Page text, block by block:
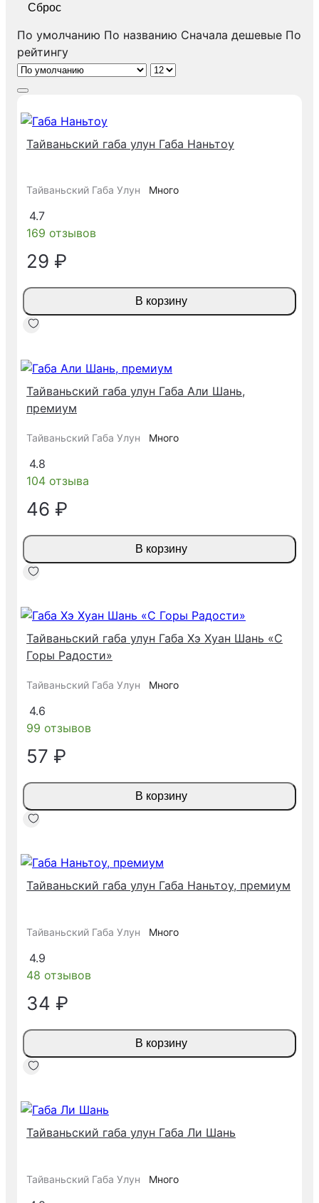
Сброс
По умолчанию По названию Сначала дешевые По
рейтингу
Тайваньский габа улун Габа Наньтоу
Тайваньский Габа Улун Много
4.7
169 отзывов
29 ₽
В корзину
Тайваньский габа улун Габа Али Шань,
премиум
Тайваньский Габа Улун Много
4.8
104 отзыва
46 ₽
В корзину
Тайваньский габа улун Габа Хэ Хуан Шань «С
Горы Радости»
Тайваньский Габа Улун Много
4.6
99 отзывов
57 ₽
В корзину
Тайваньский габа улун Габа Наньтоу, премиум
Тайваньский Габа Улун Много
4.9
48 отзывов
34 ₽
В корзину
Тайваньский габа улун Габа Ли Шань
Тайваньский Габа Улун Много